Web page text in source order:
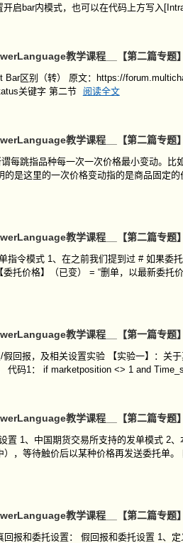
启bar内模式，也可以在代码上方写入
教学课程__【第二篇专题
Bar区别（转） 原文：https://
关键字 第二节
阅读全文
教学课程__【第二篇专题
每跳指品种每一次一次价格最小变动。
是这里的一次价格变动指的是商品固定
教学课程__【第二篇专题
指令模式 1、在之前我们提到过 # 如果委
托价格】（已变） = “删单，以最新委
教学课程__【第一篇专题
回报，及相关设置实验 【实验一】：关
代码1： if marketposition <> 1 and
教学课程__【第二篇专题
置 1、中国期货交易所支持的发单模式 2
，等待触价后以某种价格再发送委托单
教学课程__【第二篇专题
报和委托设置： 假回报和委托设置 1、